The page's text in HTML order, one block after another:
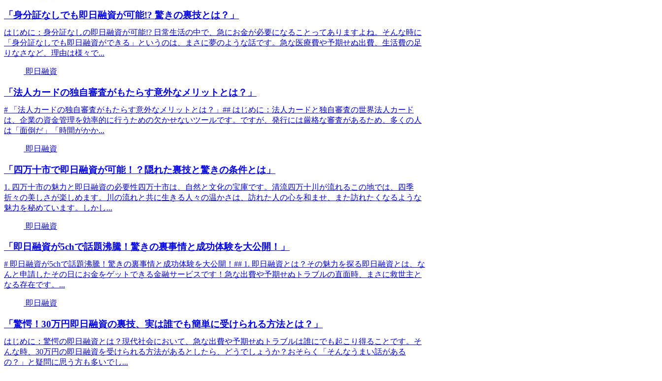
「身分証なしでも即日融資が可能!? 驚きの裏技とは？」
はじめに：身分証なしの即日融資が可能!? 日常生活の中で、急にお金が必要になることってありますよね。そんな時に
「身分証なしでも即日融資ができる」というのは、まさに夢のような話です。急な医療費や予期せぬ出費、生活費の足
りなさなど、理由は様々で...
即日融資
「法人カードの独自審査がもたらす意外なメリットとは？」
# 「法人カードの独自審査がもたらす意外なメリットとは？」## はじめに：法人カードと独自審査の世界法人カード
は、企業の資金管理を効率的に行うための欠かせないツールです。ですが、発行には厳格な審査があるため、多くの人
は「面倒だ」「時間がかか...
即日融資
「四万十市で即日融資が可能！？隠れた裏技と驚きの条件とは」
1. 四万十市の魅力と即日融資の必要性四万十市は、自然と文化の宝庫です。清流四万十川が流れるこの地では、四季
折々の美しさが楽しめます。川の流れと共に生きる人々の温かさは、訪れた人の心を和ませ、また訪れたくなるような
魅力を秘めています。しかし...
即日融資
「即日融資が5chで話題沸騰！驚きの裏事情と成功体験を大公開！」
# 即日融資が5chで話題沸騰！驚きの裏事情と成功体験を大公開！## 1. 即日融資とは？その魅力を探る即日融資とは、な
んと申請したその日にお金をゲットできる金融サービスです！急な出費や予期せぬトラブルの直面時、まさに救世主と
なる存在です。...
即日融資
「驚愕！30万円即日融資の裏技、実は誰でも簡単に受けられる方法とは？」
はじめに：驚愕の即日融資とは？現代社会において、急な出費や予期せぬトラブルは誰にでも起こり得ることです。そ
んな時、30万円の即日融資を受けられる方法があるとしたら、どうでしょうか？おそらく「そんなうまい話がある
の？」と疑問に思う方も多いでし...